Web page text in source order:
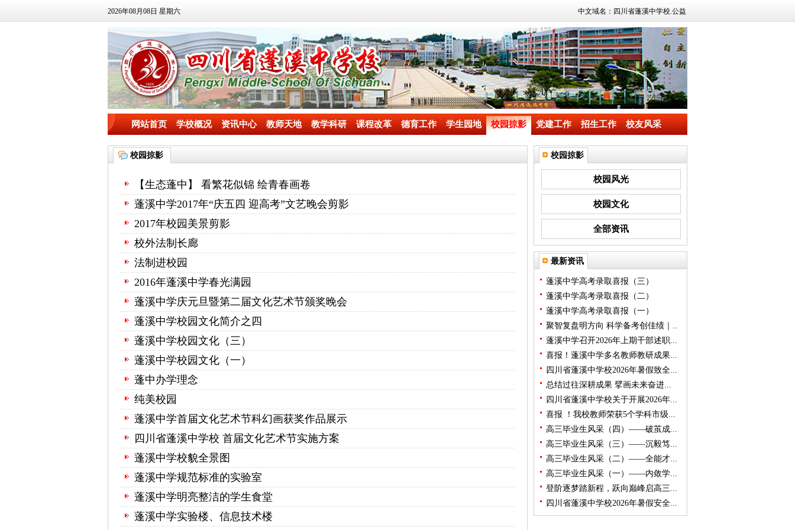
2026年08月08日 星期六 中文域名：四川省蓬溪中学校.公益
网站首页 学校概况 资讯中心 教师天地 教学科研 课程改革 德育工作 学生园地 校园掠影 党建工作 招生工作 校友风采
校园掠影
【生态蓬中】 看繁花似锦 绘青春画卷
蓬溪中学2017年“庆五四 迎高考”文艺晚会剪影
2017年校园美景剪影
校外法制长廊
法制进校园
2016年蓬溪中学春光满园
蓬溪中学庆元旦暨第二届文化艺术节颁奖晚会
蓬溪中学校园文化简介之四
蓬溪中学校园文化（三）
蓬溪中学校园文化（一）
蓬中办学理念
纯美校园
蓬溪中学首届文化艺术节科幻画获奖作品展示
四川省蓬溪中学校 首届文化艺术节实施方案
蓬溪中学校貌全景图
蓬溪中学规范标准的实验室
蓬溪中学明亮整洁的学生食堂
蓬溪中学实验楼、信息技术楼
校园掠影
校园风光
校园文化
全部资讯
最新资讯
蓬溪中学高考录取喜报（三）
蓬溪中学高考录取喜报（二）
蓬溪中学高考录取喜报（一）
聚智复盘明方向 科学备考创佳绩｜..
蓬溪中学召开2026年上期干部述职...
喜报！蓬溪中学多名教师教研成果...
四川省蓬溪中学校2026年暑假致全...
总结过往深耕成果 擘画未来奋进...
四川省蓬溪中学校关于开展2026年...
喜报 ！我校教师荣获5个学科市级...
高三毕业生风采（四）——破茧成...
高三毕业生风采（三）——沉毅笃...
高三毕业生风采（二）——全能才...
高三毕业生风采（一）——内敛学...
登阶逐梦踏新程，跃向巅峰启高三...
四川省蓬溪中学校2026年暑假安全...